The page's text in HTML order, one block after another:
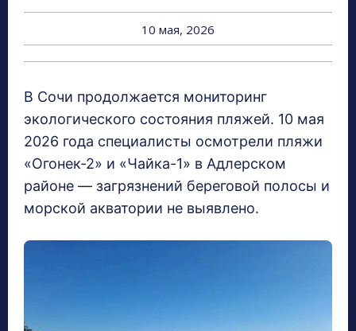
10 мая, 2026
В Сочи продолжается мониторинг
экологического состояния пляжей. 10 мая
2026 года специалисты осмотрели пляжи
«Огонек-2» и «Чайка-1» в Адлерском
районе — загрязнений береговой полосы и
морской акватории не выявлено.